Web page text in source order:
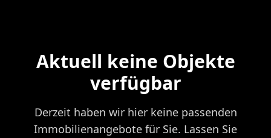
Aktuell keine Objekte
verfügbar
Derzeit haben wir hier keine passenden
Immobilienangebote für Sie. Lassen Sie